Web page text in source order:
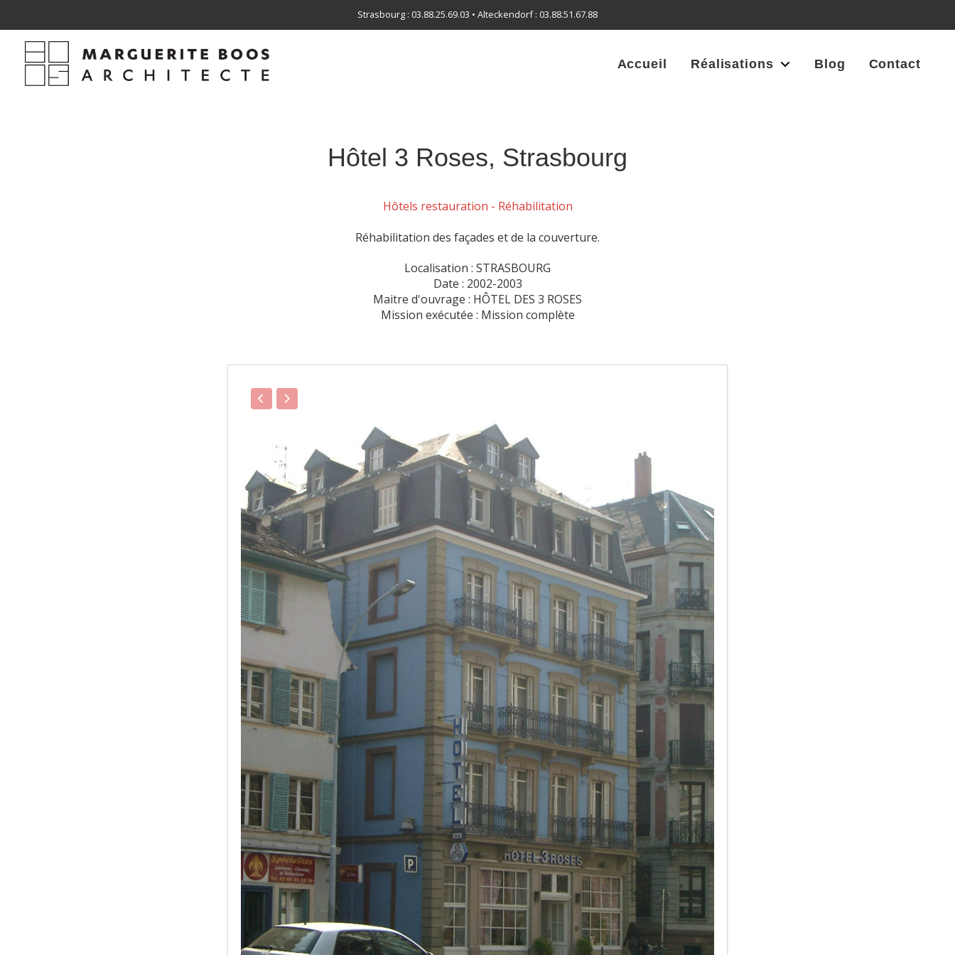
Strasbourg : 03.88.25.69.03 • Alteckendorf : 03.88.51.67.88
Accueil Réalisations Blog Contact
Hôtel 3 Roses, Strasbourg
Hôtels restauration - Réhabilitation
Réhabilitation des façades et de la couverture.
Localisation : STRASBOURG
Date : 2002-2003
Maitre d'ouvrage : HÔTEL DES 3 ROSES
Mission exécutée : Mission complète